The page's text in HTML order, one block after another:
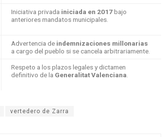
Iniciativa privada iniciada en 2017bajo
anteriores mandatos municipales.
Advertencia de indemnizaciones millonarias
a cargo del pueblo si se cancela arbitrariamente.
Respeto a los plazos legales y dictamen
definitivo de la Generalitat Valenciana
vertedero de Zarra